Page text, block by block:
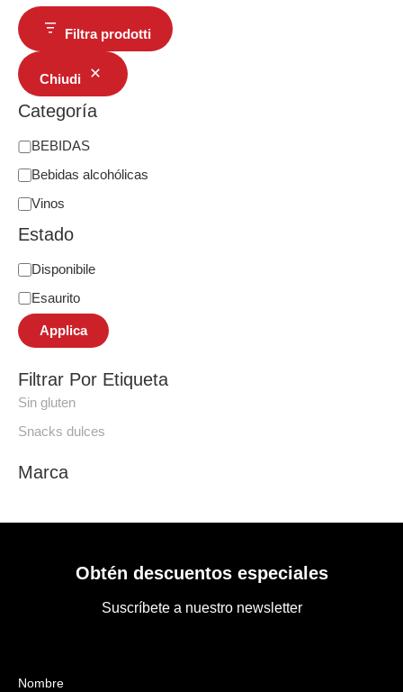
Filtra prodotti
Chiudi
Categoría
BEBIDAS
Bebidas alcohólicas
Vinos
Estado
Disponibile
Esaurito
Applica
Filtrar Por Etiqueta
Sin gluten
Snacks dulces
Marca
Obtén descuentos especiales
Suscríbete a nuestro newsletter
Nombre